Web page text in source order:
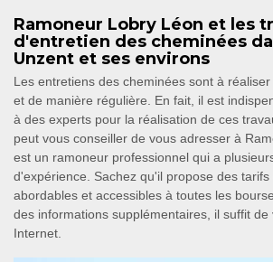
Ramoneur Lobry Léon et les
d'entretien des cheminées
Unzent et ses environs
Les entretiens des cheminées sont à
et de manière régulière. En fait, il est
à des experts pour la réalisation de ces
peut vous conseiller de vous adresser à
est un ramoneur professionnel qui a
d'expérience. Sachez qu'il propose des
abordables et accessibles à toutes les
des informations supplémentaires, il suffit de
Internet.